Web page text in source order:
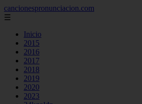
cancionespronunciacion.com
☰
Inicio
2015
2016
2017
2018
2019
2020
2023